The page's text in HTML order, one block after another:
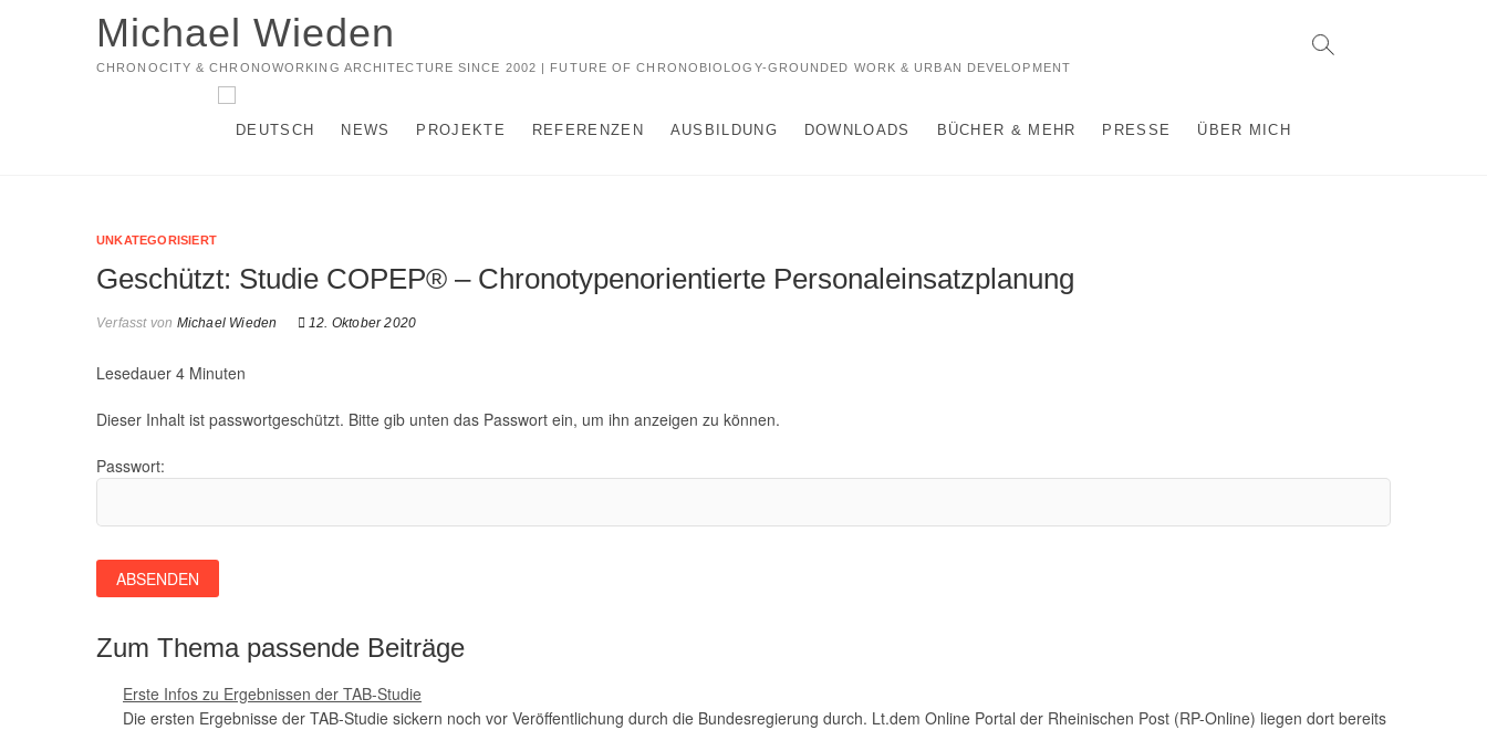
Michael Wieden
CHRONOCITY & CHRONOWORKING ARCHITECTURE SINCE 2002 | FUTURE OF CHRONOBIOLOGY-GROUNDED WORK & URBAN DEVELOPMENT
NEWS PROJEKTE REFERENZEN AUSBILDUNG DOWNLOADS BÜCHER & MEHR PRESSE ÜBER MICH
UNKATEGORISIERT
Geschützt: Studie COPEP® – Chronotypenorientierte Personaleinsatzplanung
Verfasst von Michael Wieden 12. Oktober 2020
Lesedauer 4 Minuten
Dieser Inhalt ist passwortgeschützt. Bitte gib unten das Passwort ein, um ihn anzeigen zu können.
Passwort:
Zum Thema passende Beiträge
Erste Infos zu Ergebnissen der TAB-Studie
Die ersten Ergebnisse der TAB-Studie sickern noch vor Veröffentlichung durch die Bundesregierung durch. Lt.dem Online Portal der Rheinischen Post (RP-Online) liegen dort bereits